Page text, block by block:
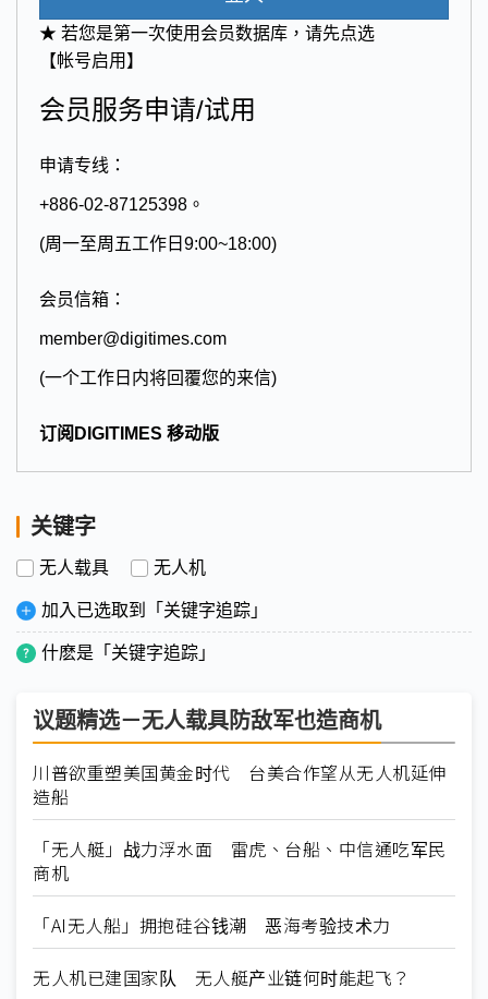
★ 若您是第一次使用会员数据库，请先点选
【帐号启用】
会员服务申请/试用
申请专线：
+886-02-87125398。
(周一至周五工作日9:00~18:00)
会员信箱：
member@digitimes.com
(一个工作日内将回覆您的来信)
订阅DIGITIMES 移动版
关键字
无人载具 无人机
加入已选取到「关键字追踪」
什麽是「关键字追踪」
议题精选－无人载具防敌军也造商机
川普欲重塑美国黄金时代 台美合作望从无人机延伸
造船
「无人艇」战力浮水面 雷虎、台船、中信通吃军民
商机
「AI无人船」拥抱硅谷钱潮 恶海考验技术力
无人机已建国家队 无人艇产业链何时能起飞？